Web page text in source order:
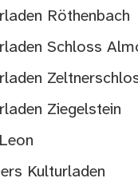
Röthenbach
Schloss
Ziegelstein
Kulturladen